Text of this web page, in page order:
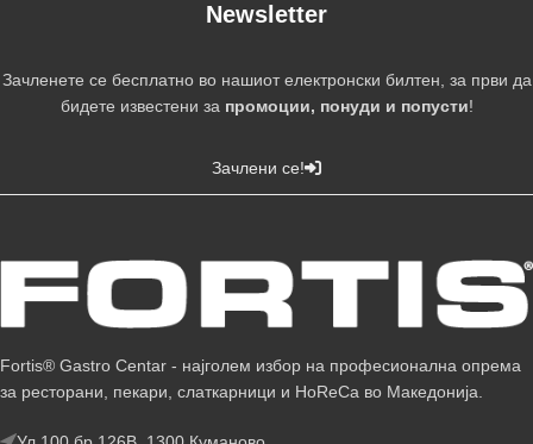
Newsletter
Зачленете се бесплатно во нашиот електронски билтен, за први да
бидете известени за промоции, понуди и попусти!
Зачлени се!
Fortis® Gastro Centar - најголем избор на професионална опрема
за ресторани, пекари, слаткарници и HoReCa во Македонија.